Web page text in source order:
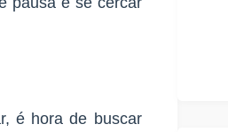
é hora de buscar